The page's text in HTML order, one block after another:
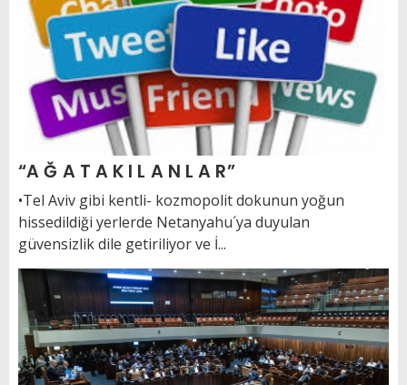
“A Ğ A T A K I L A N L A R”
•Tel Aviv gibi kentli- kozmopolit dokunun yoğun
hissedildiği yerlerde Netanyahu´ya duyulan
güvensizlik dile getiriliyor ve İ...